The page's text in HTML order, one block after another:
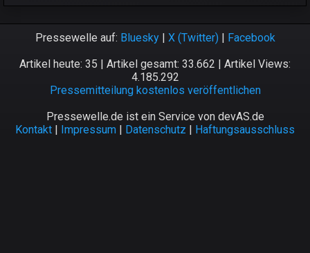
Pressewelle auf: Bluesky| X (Twitter)| Facebook
Artikel heute: 35 | Artikel gesamt: 33.662 | Artikel Views:
4.185.292
Pressemitteilung kostenlos veröffentlichen
Pressewelle.de ist ein Service von devAS.de
Kontakt | Impressum | Datenschutz | Haftungsausschluss